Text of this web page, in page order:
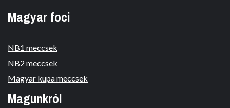
Magyar foci
NB1 meccsek
NB2 meccsek
Magyar kupa meccsek
Magunkról